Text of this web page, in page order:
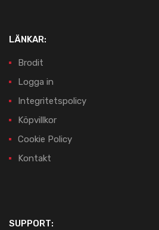
LÄNKAR:
Brodit
Logga in
Integritetspolicy
Köpvillkor
Cookie Policy
Kontakt
SUPPORT: